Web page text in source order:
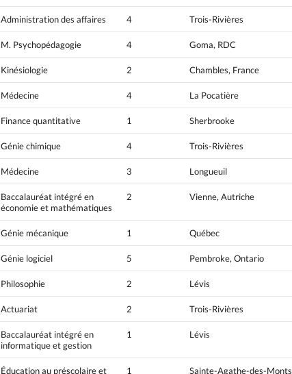
Administration des affaires 4 Trois-Rivières
M. Psychopédagogie 4 Goma, RDC
Kinésiologie 2 Chambles, France
Médecine 4 La Pocatière
Finance quantitative 1 Sherbrooke
Génie chimique 4 Trois-Rivières
Médecine 3 Longueuil
Baccalauréat intégré en
économie et mathématiques
2 Vienne, Autriche
Génie mécanique 1 Québec
Génie logiciel 5 Pembroke, Ontario
Philosophie 2 Lévis
Actuariat 2 Trois-Rivières
Baccalauréat intégré en
informatique et gestion
1 Lévis
Éducation au préscolaire et
1 Sainte-Agathe-des-Monts